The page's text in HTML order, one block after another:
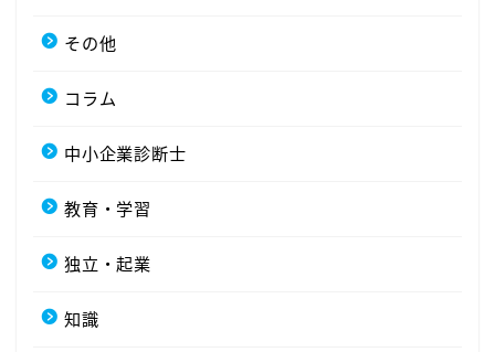
その他
コラム
中小企業診断士
教育・学習
独立・起業
知識